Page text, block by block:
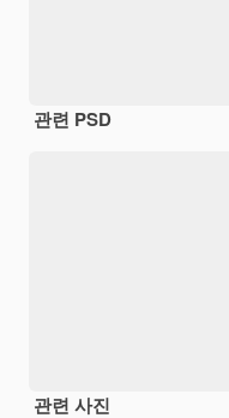
관련 PSD
관련 사진